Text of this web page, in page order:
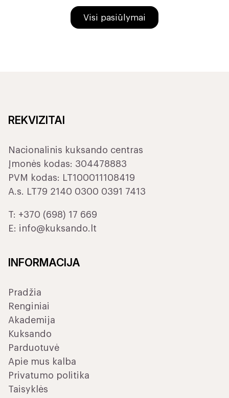
Visi pasiūlymai
REKVIZITAI
Nacionalinis kuksando centras
Įmonės kodas: 304478883
PVM kodas: LT100011108419
A.s. LT79 2140 0300 0391 7413
T: +370 (698) 17 669
E: info@kuksando.lt
INFORMACIJA
Pradžia
Renginiai
Akademija
Kuksando
Parduotuvė
Apie mus kalba
Privatumo politika
Taisyklės